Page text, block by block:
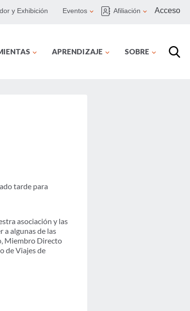
y Exhibición Eventos Afiliación Acceso
APRENDIZAJE SOBRE
tarde para
asociación y las
a algunas de las
Miembro Directo
de Viajes de